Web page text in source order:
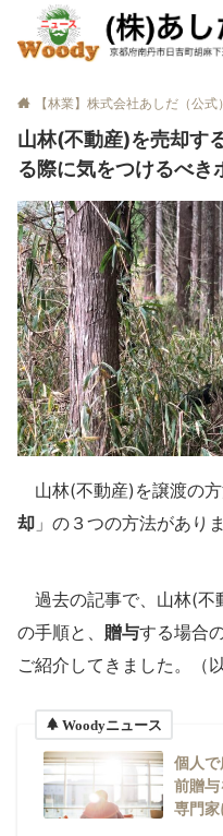
【林業】株式会社あしだ（公式）
山林(不動産)を売却す
る際に気をつけるべき
山林(不動産)を譲渡の
却 」の３つの方法がありま
過去の記事で、山林(不
の手順と、 贈与する場合
ご紹介してきました。（
Woodyニュース
個人
前贈
専門